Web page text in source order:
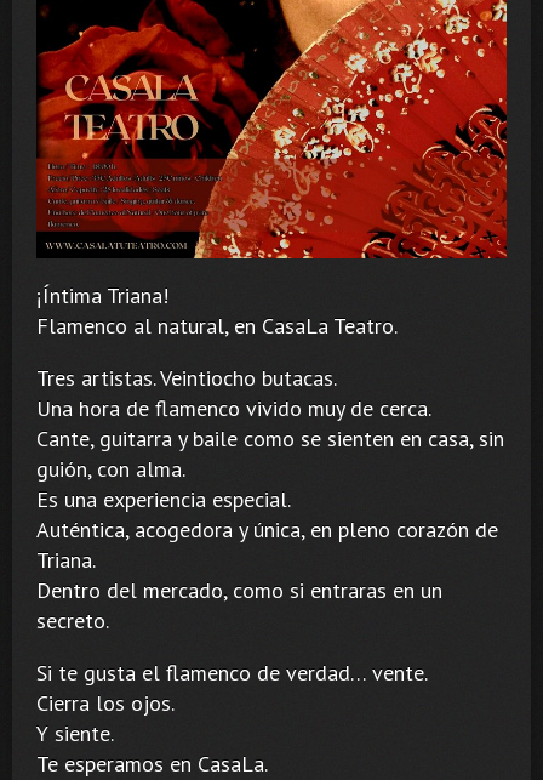
¡Íntima Triana!
Flamenco al natural, en CasaLa Teatro.
Tres artistas. Veintiocho butacas.
Una hora de flamenco vivido muy de cerca.
Cante, guitarra y baile como se sienten en casa, sin
guión, con alma.
Es una experiencia especial.
Auténtica, acogedora y única, en pleno corazón de
Triana.
Dentro del mercado, como si entraras en un
secreto.
Si te gusta el flamenco de verdad… vente.
Cierra los ojos.
Y siente.
Te esperamos en CasaLa.